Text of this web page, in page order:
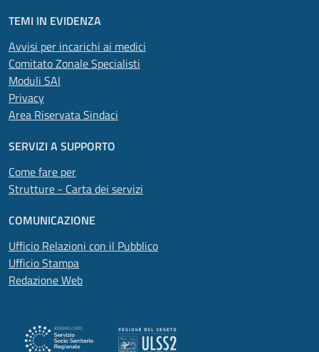
TEMI IN EVIDENZA
Avvisi per incarichi ai medici
Comitato Zonale Specialisti
Moduli SAI
Privacy
Area Riservata Sindaci
SERVIZI A SUPPORTO
Come fare per
Strutture - Carta dei servizi
COMUNICAZIONE
Ufficio Relazioni con il Pubblico
Ufficio Stampa
Redazione Web